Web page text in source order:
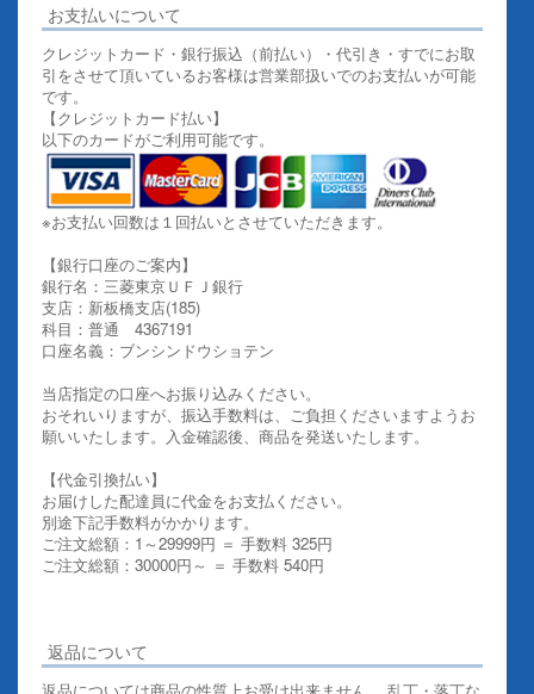
お支払いについて
クレジットカード・銀行振込（前払い）・代引き・すでにお取
引をさせて頂いているお客様は営業部扱いでのお支払いが可能
です。
【クレジットカード払い】
以下のカードがご利用可能です。
※お支払い回数は１回払いとさせていただきます。
【銀行口座のご案内】
銀行名：三菱東京ＵＦＪ銀行
支店：新板橋支店(185)
科目：普通 4367191
口座名義：ブンシンドウショテン
当店指定の口座へお振り込みください。
おそれいりますが、振込手数料は、ご負担くださいますようお
願いいたします。入金確認後、商品を発送いたします。
【代金引換払い】
お届けした配達員に代金をお支払ください。
別途下記手数料がかかります。
ご注文総額：1～29999円 ＝ 手数料 325円
ご注文総額：30000円～ ＝ 手数料 540円
返品について